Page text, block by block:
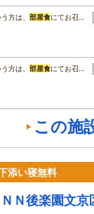
方は、 部屋食にてお召…
方は、 部屋食にてお召…
この施
添い寝無料
Ｎ後楽園文京